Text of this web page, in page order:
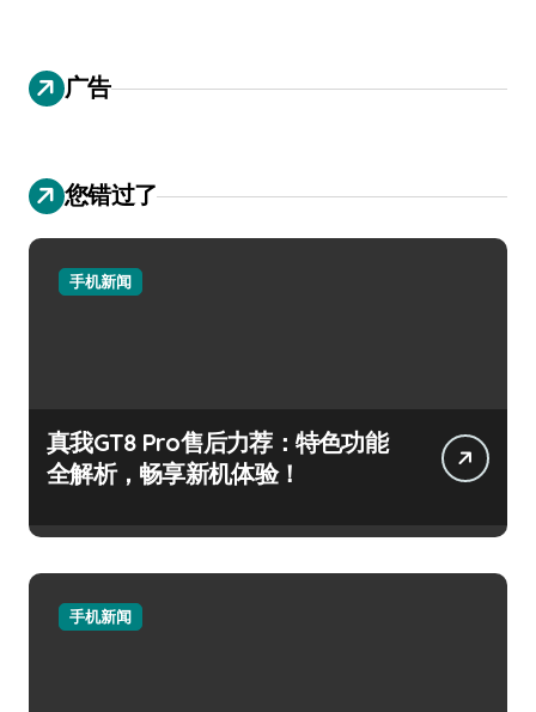
广告
您错过了
手机新闻
真我GT8 Pro售后力荐：特色功能
全解析，畅享新机体验！
手机新闻